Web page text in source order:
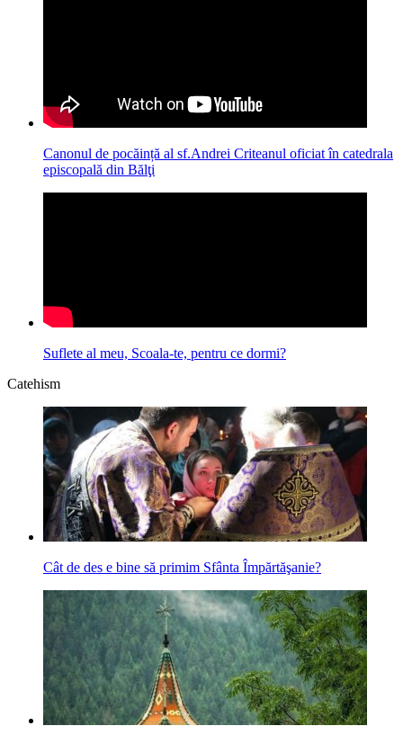
Canonul de pocăință al sf.Andrei Criteanul oficiat în catedrala
episcopală din Bălţi
Suflete al meu, Scoala-te, pentru ce dormi?
Catehism
Cât de des e bine să primim Sfânta Împărtăşanie?